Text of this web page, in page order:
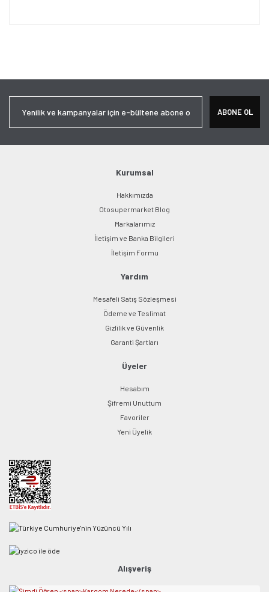
Ürün açıklamasında eksik bilgiler bulunuyor.
Bu ürüne benzer farklı alternatifler olmalı.
Gönder
ABONE OL
Kurumsal
Hakkımızda
Otosupermarket Blog
Markalarımız
İletişim ve Banka Bilgileri
İletişim Formu
Yardım
Mesafeli Satış Sözleşmesi
Ödeme ve Teslimat
Gizlilik ve Güvenlik
Garanti Şartları
Üyeler
Hesabım
Şifremi Unuttum
Favoriler
Yeni Üyelik
Alışveriş